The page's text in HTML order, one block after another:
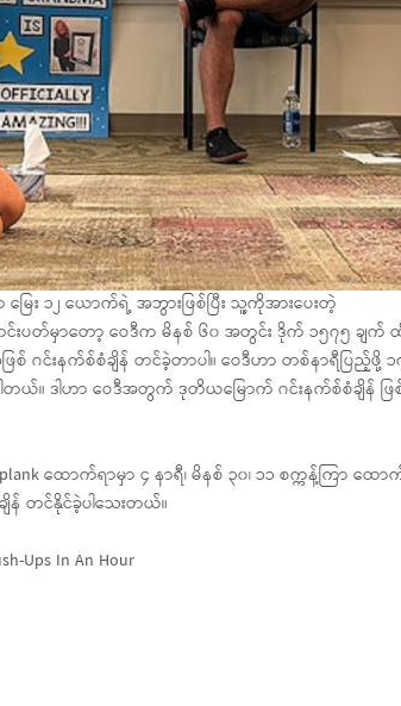
ေး ၁၂ ယောက်ရဲ့ အဘွားဖြစ်ပြီး သူ့ကိုအားပေးတဲ့
င်းပတ်မှာတော့ ဝေဒီက မိနစ် ၆၀ အတွင်း ဒိုက် ၁၅၇၅ ချက်
ဂင်းနက်စ်စံချိန် တင်ခဲ့တာပါ။ ဝေဒီဟာ တစ်နာရီပြည့်ဖို့ ၁
တယ်။ ဒါဟာ ဝေဒီအတွက် ဒုတိယမြောက် ဂင်းနက်စ်စံချိန် ဖြ
ထောက်ရာမှာ ၄ နာရီ၊ မိနစ် ၃၀၊ ၁၁ စက္ကန့်ကြာ ထော
ျိန် တင်နိုင်ခဲ့ပါသေးတယ်။
Ups In An Hour